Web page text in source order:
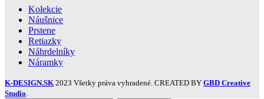
Kolekcie
Náušnice
Prstene
Retiazky
Náhrdelníky
Náramky
K-DESIGN.SK 2023 Všetky práva vyhradené. CREATED BY GBD Creative
Studio